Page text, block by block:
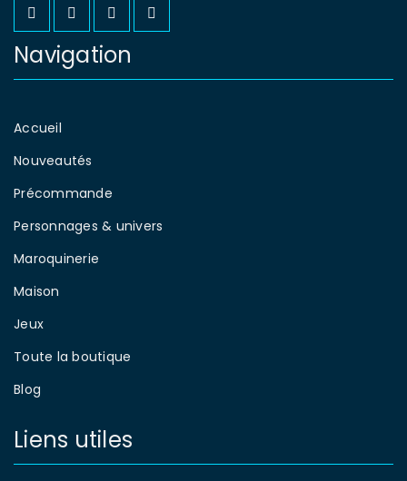
Navigation
Accueil
Nouveautés
Précommande
Personnages & univers
Maroquinerie
Maison
Jeux
Toute la boutique
Blog
Liens utiles